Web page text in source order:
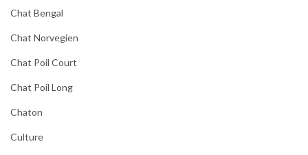
Chat Bengal
Chat Norvegien
Chat Poil Court
Chat Poil Long
Chaton
Culture